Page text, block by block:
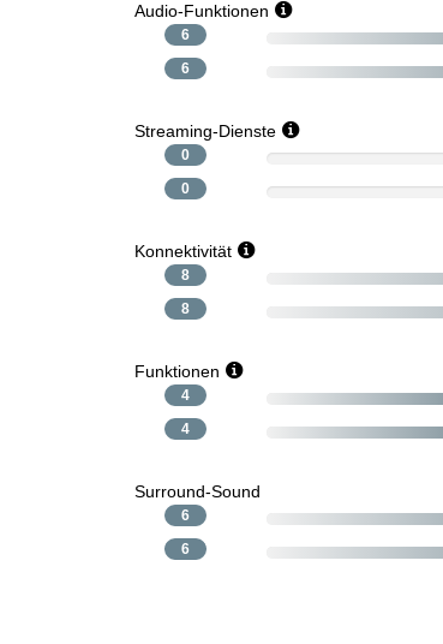
Audio-Funktionen
6
6
Streaming-Dienste
0
0
Konnektivität
8
8
Funktionen
4
4
Surround-Sound
6
6